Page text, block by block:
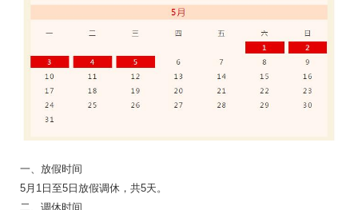
一、放假时间
5月1日至5日放假调休，共5天。
二、调休时间